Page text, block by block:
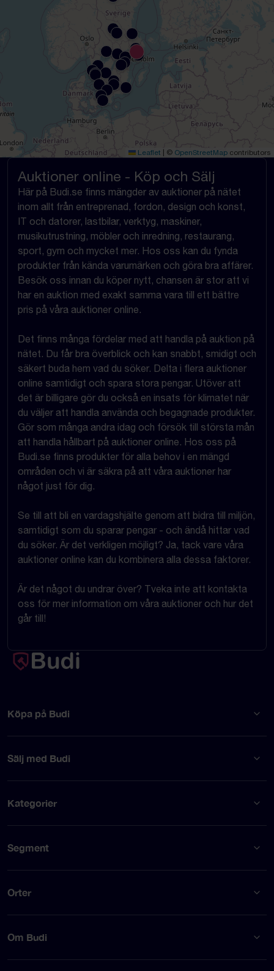
Leaflet © OpenStreetMap contributors
Auktioner online - Köp och Sälj
Här på Budi.se finns mängder av auktioner på nätet
inom allt från entreprenad, fordon, design och konst,
IT och datorer, lastbilar, verktyg, maskiner,
musikutrustning, möbler och inredning, restaurang,
sport, gym och mycket mer. Hos oss kan du fynda
produkter från kända varumärken och göra bra affärer.
Besök oss innan du köper nytt, chansen är stor att vi
har en auktion med exakt samma vara till ett bättre
pris på våra auktioner online.
Det finns många fördelar med att handla på auktion på
nätet. Du får bra överblick och kan snabbt, smidigt och
säkert buda hem vad du söker. Delta i flera auktioner
online samtidigt och spara stora pengar. Utöver att
det är billigare gör du också en insats för klimatet när
du väljer att handla använda och begagnade produkter.
Gör som många andra idag och försök till största mån
att handla hållbart på auktioner online. Hos oss på
Budi.se finns produkter för alla behov i en mängd
områden och vi är säkra på att våra auktioner har
något just för dig.
Se till att bli en vardagshjälte genom att bidra till miljön,
samtidigt som du sparar pengar - och ändå hittar vad
du söker. Är det verkligen möjligt? Ja, tack vare våra
auktioner online kan du kombinera alla dessa faktorer.
Är det något du undrar över? Tveka inte att kontakta
oss för mer information om våra auktioner och hur det
går till!
Köpa på Budi
Sälj med Budi
Kategorier
Segment
Orter
Om Budi